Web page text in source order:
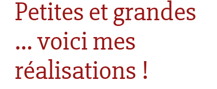
Petites et grandes
… voici mes
réalisations !